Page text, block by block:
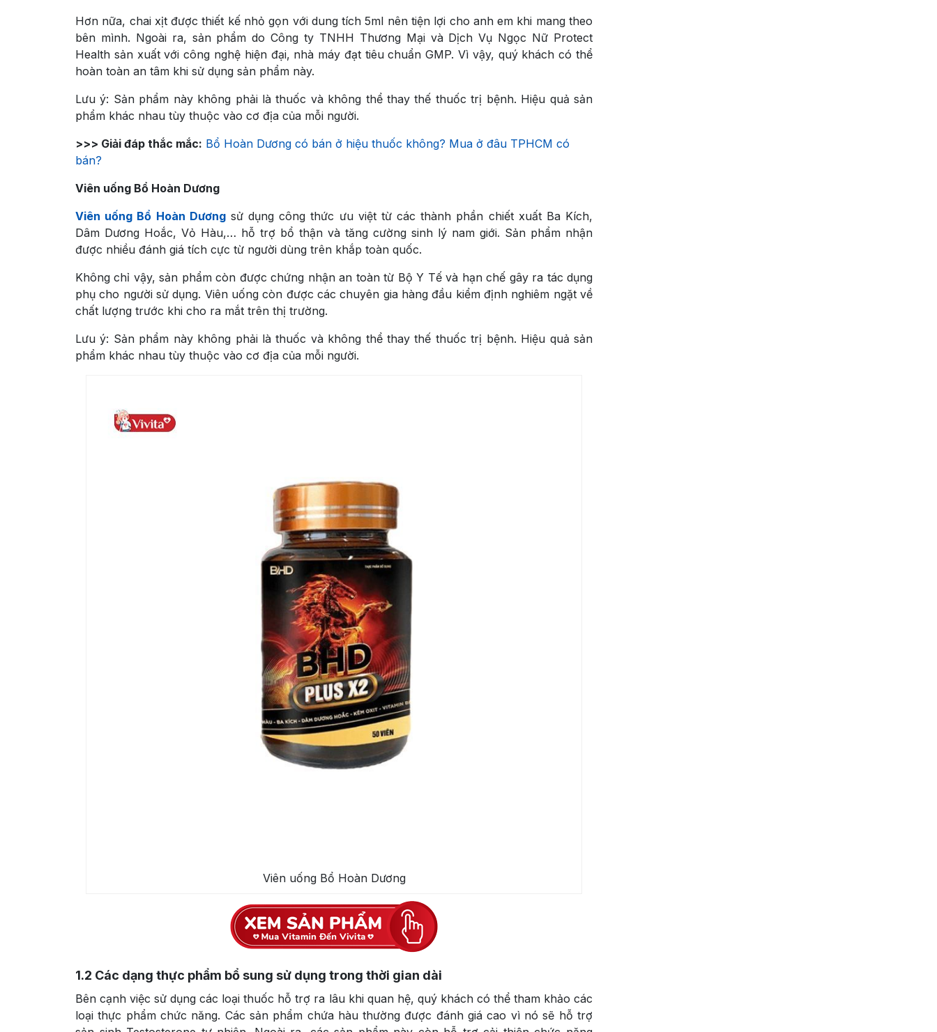
Hơn nữa, chai xịt được thiết kế nhỏ gọn với dung tích 5ml nên tiện lợi cho anh em khi mang theo
bên mình. Ngoài ra, sản phẩm do Công ty TNHH Thương Mại và Dịch Vụ Ngọc Nữ Protect
Health sản xuất với công nghệ hiện đại, nhà máy đạt tiêu chuẩn GMP. Vì vậy, quý khách có thể
hoàn toàn an tâm khi sử dụng sản phẩm này.
Lưu ý: Sản phẩm này không phải là thuốc và không thể thay thế thuốc trị bệnh. Hiệu quả sản
phẩm khác nhau tùy thuộc vào cơ địa của mỗi người.
>>> Giải đáp thắc mắc: Bổ Hoàn Dương có bán ở hiệu thuốc không? Mua ở đâu TPHCM có
bán?
Viên uống Bổ Hoàn Dương
Viên uống Bổ Hoàn Dương sử dụng công thức ưu việt từ các thành phần chiết xuất Ba Kích,
Dâm Dương Hoắc, Vỏ Hàu,… hỗ trợ bổ thận và tăng cường sinh lý nam giới. Sản phẩm nhận
được nhiều đánh giá tích cực từ người dùng trên khắp toàn quốc.
Không chỉ vậy, sản phẩm còn được chứng nhận an toàn từ Bộ Y Tế và hạn chế gây ra tác dụng
phụ cho người sử dụng. Viên uống còn được các chuyên gia hàng đầu kiểm định nghiêm ngặt về
chất lượng trước khi cho ra mắt trên thị trường.
Lưu ý: Sản phẩm này không phải là thuốc và không thể thay thế thuốc trị bệnh. Hiệu quả sản
phẩm khác nhau tùy thuộc vào cơ địa của mỗi người.
Viên uống Bổ Hoàn Dương
1.2 Các dạng thực phẩm bổ sung sử dụng trong thời gian dài
Bên cạnh việc sử dụng các loại thuốc hỗ trợ ra lâu khi quan hệ, quý khách có thể tham khảo các
loại thực phẩm chức năng. Các sản phẩm chứa hàu thường được đánh giá cao vì nó sẽ hỗ trợ